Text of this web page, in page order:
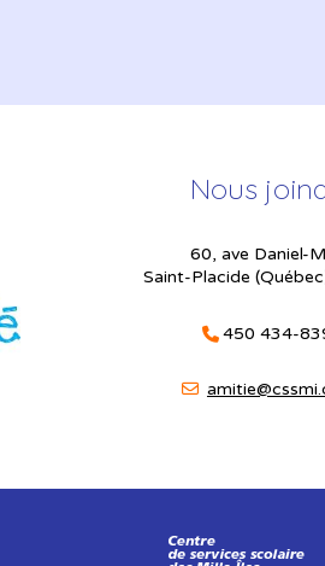
Nous
60, ave Daniel-
Saint-Placide
450 434-